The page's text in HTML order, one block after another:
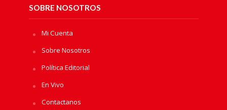
SOBRE NOSOTROS
Mi Cuenta
Sobre Nosotros
Política Editorial
En Vivo
Contactanos